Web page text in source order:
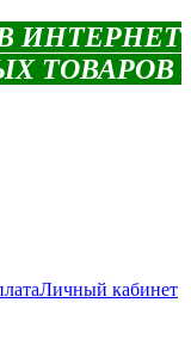
ИНТЕРНЕТ
ТОВАРОВ
Личный кабинет